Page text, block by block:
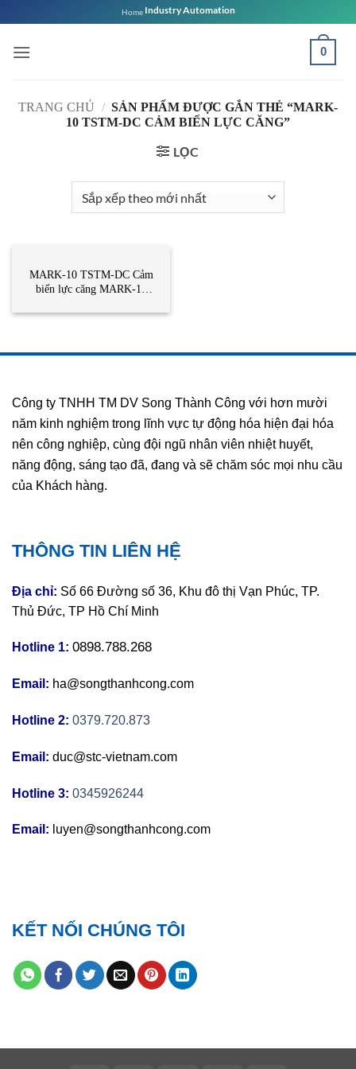
qua
nội
Home Industry Automation
0
TRANG CHỦ / SẢN PHẨM ĐƯỢC GẮN THẺ “MARK-
10 TSTM-DC CẢM BIẾN LỰC CĂNG”
LỌC
MARK-10 TSTM-DC Cảm
biến lực căng MARK-10
Công ty TNHH TM DV Song Thành Công với hơn mười
năm kinh nghiệm trong lĩnh vực tự động hóa hiện đại hóa
nên công nghiệp, cùng đội ngũ nhân viên nhiệt huyết,
năng động, sáng tạo đã, đang và sẽ chăm sóc mọi nhu cầu
của Khách hàng.
THÔNG TIN LIÊN HỆ
Địa chỉ: Số 66 Đường số 36, Khu đô thị Vạn Phúc, TP.
Thủ Đức, TP Hồ Chí Minh
Hotline 1: 0898.788.268
Email: ha@songthanhcong.com
Hotline 2: 0379.720.873
Email: duc@stc-vietnam.com
Hotline 3: 0345926244
Email: luyen@songthanhcong.com
KẾT NỐI CHÚNG TÔI